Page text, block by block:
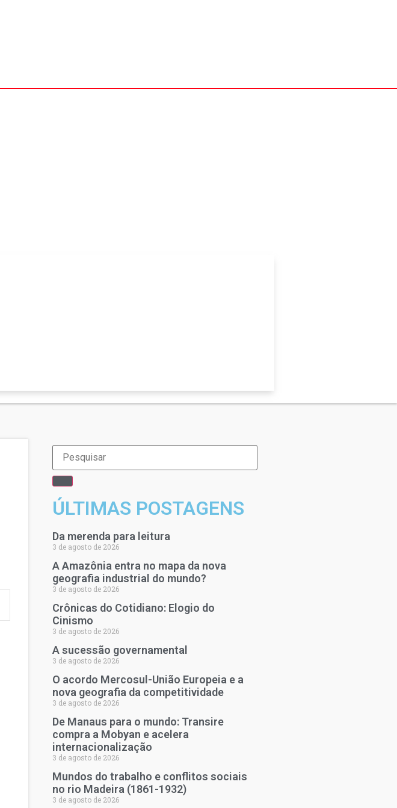
ÚLTIMAS POSTAGENS
Da merenda para leitura
3 de agosto de 2026
A Amazônia entra no mapa da nova
geografia industrial do mundo?
3 de agosto de 2026
Crônicas do Cotidiano: Elogio do
Cinismo
3 de agosto de 2026
A sucessão governamental
3 de agosto de 2026
O acordo Mercosul-União Europeia e a
nova geografia da competitividade
3 de agosto de 2026
De Manaus para o mundo: Transire
compra a Mobyan e acelera
internacionalização
3 de agosto de 2026
Mundos do trabalho e conflitos sociais
no rio Madeira (1861-1932)
3 de agosto de 2026